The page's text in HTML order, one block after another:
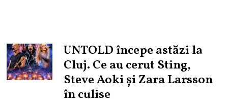
UNTOLD începe astăzi la
Cluj. Ce au cerut Sting,
Steve Aoki și Zara Larsson
în culise